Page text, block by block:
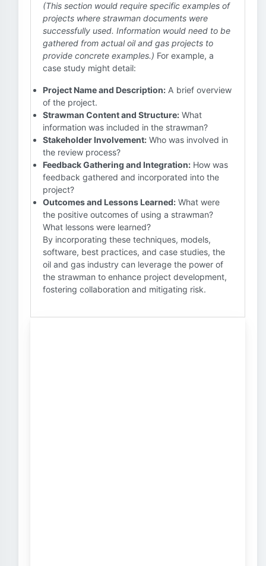
(This section would require specific examples of
projects where strawman documents were
successfully used. Information would need to be
gathered from actual oil and gas projects to
provide concrete examples.) For example, a
case study might detail:
Project Name and Description: A brief overview
of the project.
Strawman Content and Structure: What
information was included in the strawman?
Stakeholder Involvement: Who was involved in
the review process?
Feedback Gathering and Integration: How was
feedback gathered and incorporated into the
project?
Outcomes and Lessons Learned: What were
the positive outcomes of using a strawman?
What lessons were learned?
By incorporating these techniques, models,
software, best practices, and case studies, the
oil and gas industry can leverage the power of
the strawman to enhance project development,
fostering collaboration and mitigating risk.